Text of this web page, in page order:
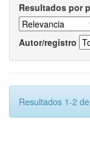
Resultados por
Autor/registro
Resultados 1-2